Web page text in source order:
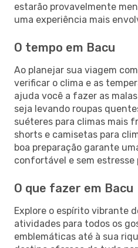
estarão provavelmente
uma experiência mais
O tempo em Bacu
Ao planejar sua viagem
verificar o clima e as
ajuda você a fazer as
seja levando roupas
suéteres para climas mais
shorts e camisetas para
boa preparação garante
confortável e sem estresse
O que fazer em Bacu
Explore o espírito vibrante
atividades para todos os
emblemáticas até à sua